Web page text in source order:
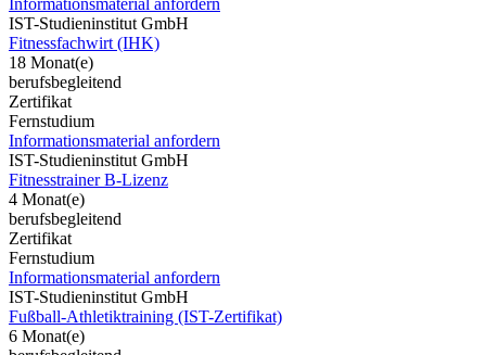
IST-Studieninstitut GmbH
Fitnessfachwirt (IHK)
18 Monat(e)
berufsbegleitend
Zertifikat
Fernstudium
Informationsmaterial anfordern
IST-Studieninstitut GmbH
Fitnesstrainer B-Lizenz
4 Monat(e)
berufsbegleitend
Zertifikat
Fernstudium
Informationsmaterial anfordern
IST-Studieninstitut GmbH
Fußball-Athletiktraining (IST-Zertifikat)
6 Monat(e)